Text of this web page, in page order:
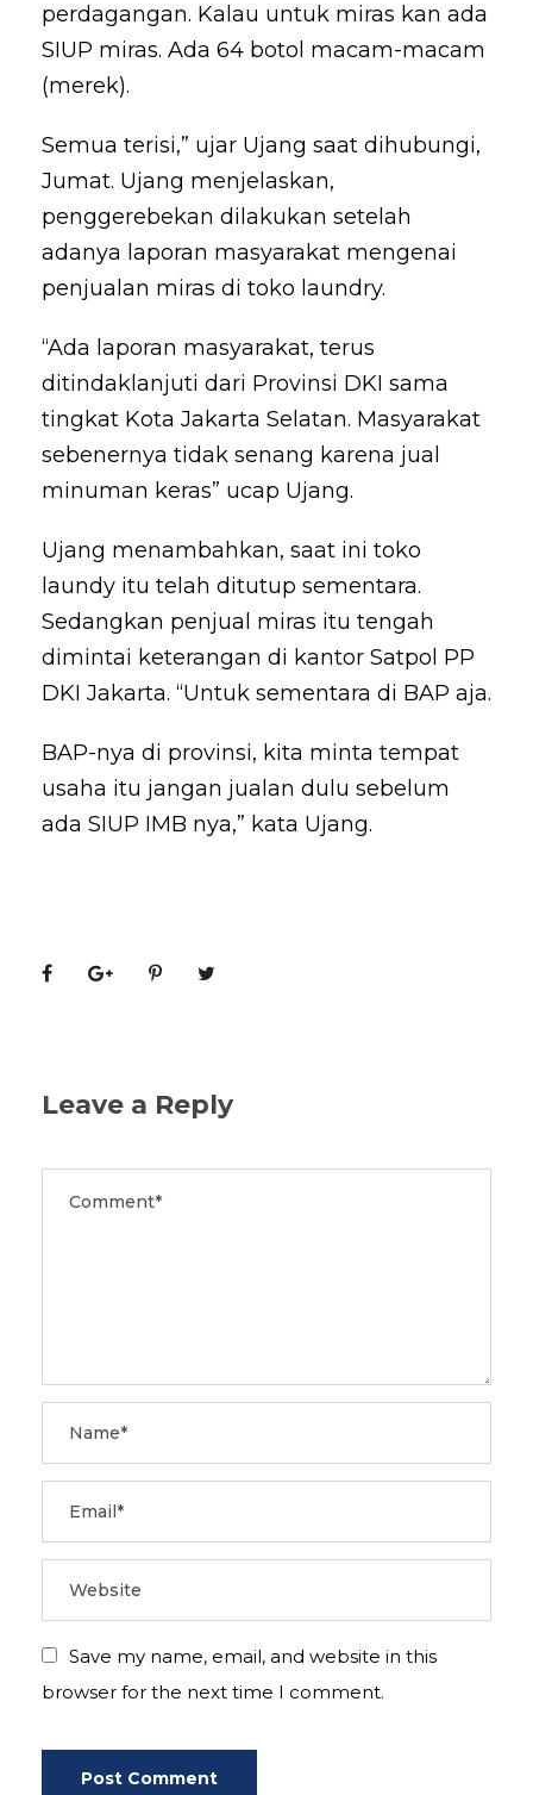
perdagangan. Kalau untuk miras kan ada
SIUP miras. Ada 64 botol macam-macam
(merek).
Semua terisi,” ujar Ujang saat dihubungi,
Jumat. Ujang menjelaskan,
penggerebekan dilakukan setelah
adanya laporan masyarakat mengenai
penjualan miras di toko laundry.
“Ada laporan masyarakat, terus
ditindaklanjuti dari Provinsi DKI sama
tingkat Kota Jakarta Selatan. Masyarakat
sebenernya tidak senang karena jual
minuman keras” ucap Ujang.
Ujang menambahkan, saat ini toko
laundy itu telah ditutup sementara.
Sedangkan penjual miras itu tengah
dimintai keterangan di kantor Satpol PP
DKI Jakarta. “Untuk sementara di BAP aja.
BAP-nya di provinsi, kita minta tempat
usaha itu jangan jualan dulu sebelum
ada SIUP IMB nya,” kata Ujang.
Leave a Reply
Save my name, email, and website in this
browser for the next time I comment.